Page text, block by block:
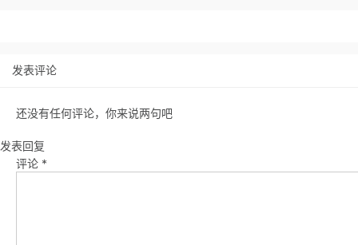
发表评论
还没有任何评论，你来说两句吧
发表回复
评论 *